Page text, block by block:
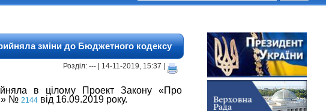
зміни до Бюджетного кодексу
Розділ: --- | 14-11-2019, 15:37 |
в цілому Проект Закону «Про
№ 2144 від 16.09.2019 року.